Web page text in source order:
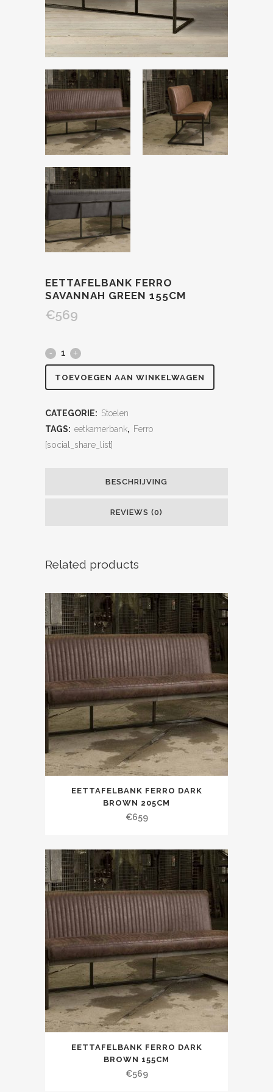
EETTAFELBANK FERRO
SAVANNAH GREEN 155CM
€569
TOEVOEGEN AAN WINKELWAGEN
CATEGORIE: Stoelen
TAGS: eetkamerbank, Ferro
[social_share_list]
BESCHRIJVING
REVIEWS (0)
Related products
EETTAFELBANK FERRO DARK
BROWN 205CM
€659
EETTAFELBANK FERRO DARK
BROWN 155CM
€569